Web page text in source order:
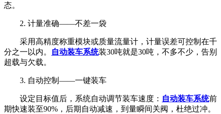
态。
2. 计量准确——不差一袋
采用高精度称重模块或质量流量计，计量误差可控制在千
分之一以内。
自动装车系统装30吨就是30吨，不多不少，告别
超载与欠载。
3. 自动控制——一键装车
设定目标值后，系统自动调节装车速度： 自动装车系统前
期快速装至90%，后期自动减速，到量瞬间关阀，杜绝过冲。